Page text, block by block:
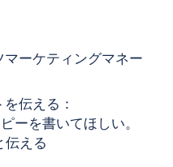
ーケティングマネー
伝える：
ーを書いてほしい。
伝える